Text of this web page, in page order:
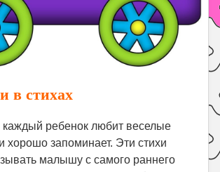
в стихах
каждый ребенок любит веселые
хорошо запоминает. Эти стихи
малышу с самого раннего